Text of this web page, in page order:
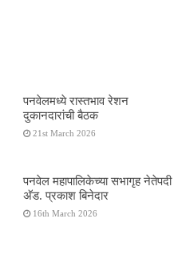
पनवेलमध्ये रास्तभाव रेशन
दुकानदारांची बैठक
21st March 2026
पनवेल महापालिकेच्या सभागृह नेतेपदी
अ‍ॅड. प्रकाश बिनेदार
16th March 2026